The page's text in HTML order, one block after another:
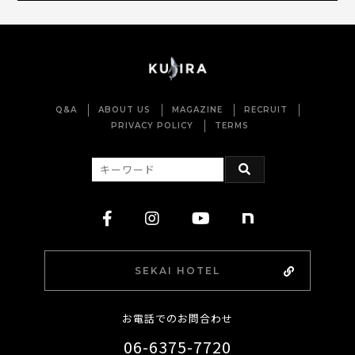
Q&A ABOUT US MAGAZINE
RECRUIT
PRIVACY POLICY
TERMS
SEKAI HOTEL
お電話でのお問合わせ
06-6375-7720